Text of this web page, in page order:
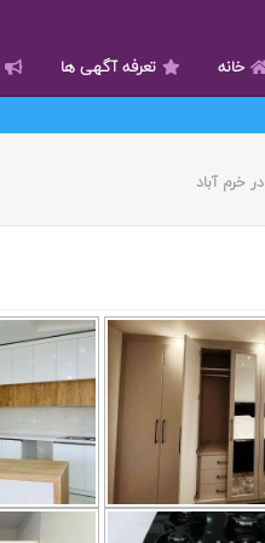
خانه تعرفه آگهی ها
خرم آباد